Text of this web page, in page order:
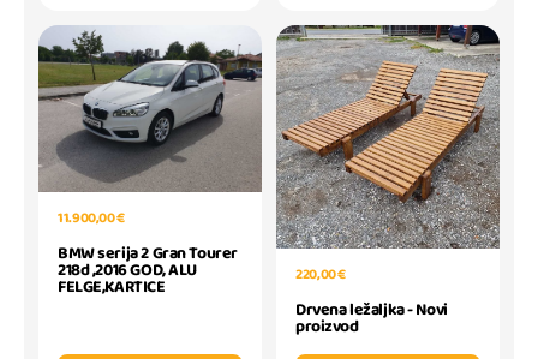
11.900,00 €
BMW serija 2 Gran Tourer
218d ,2016 GOD, ALU
FELGE,KARTICE
220,00 €
Drvena ležaljka - Novi
proizvod